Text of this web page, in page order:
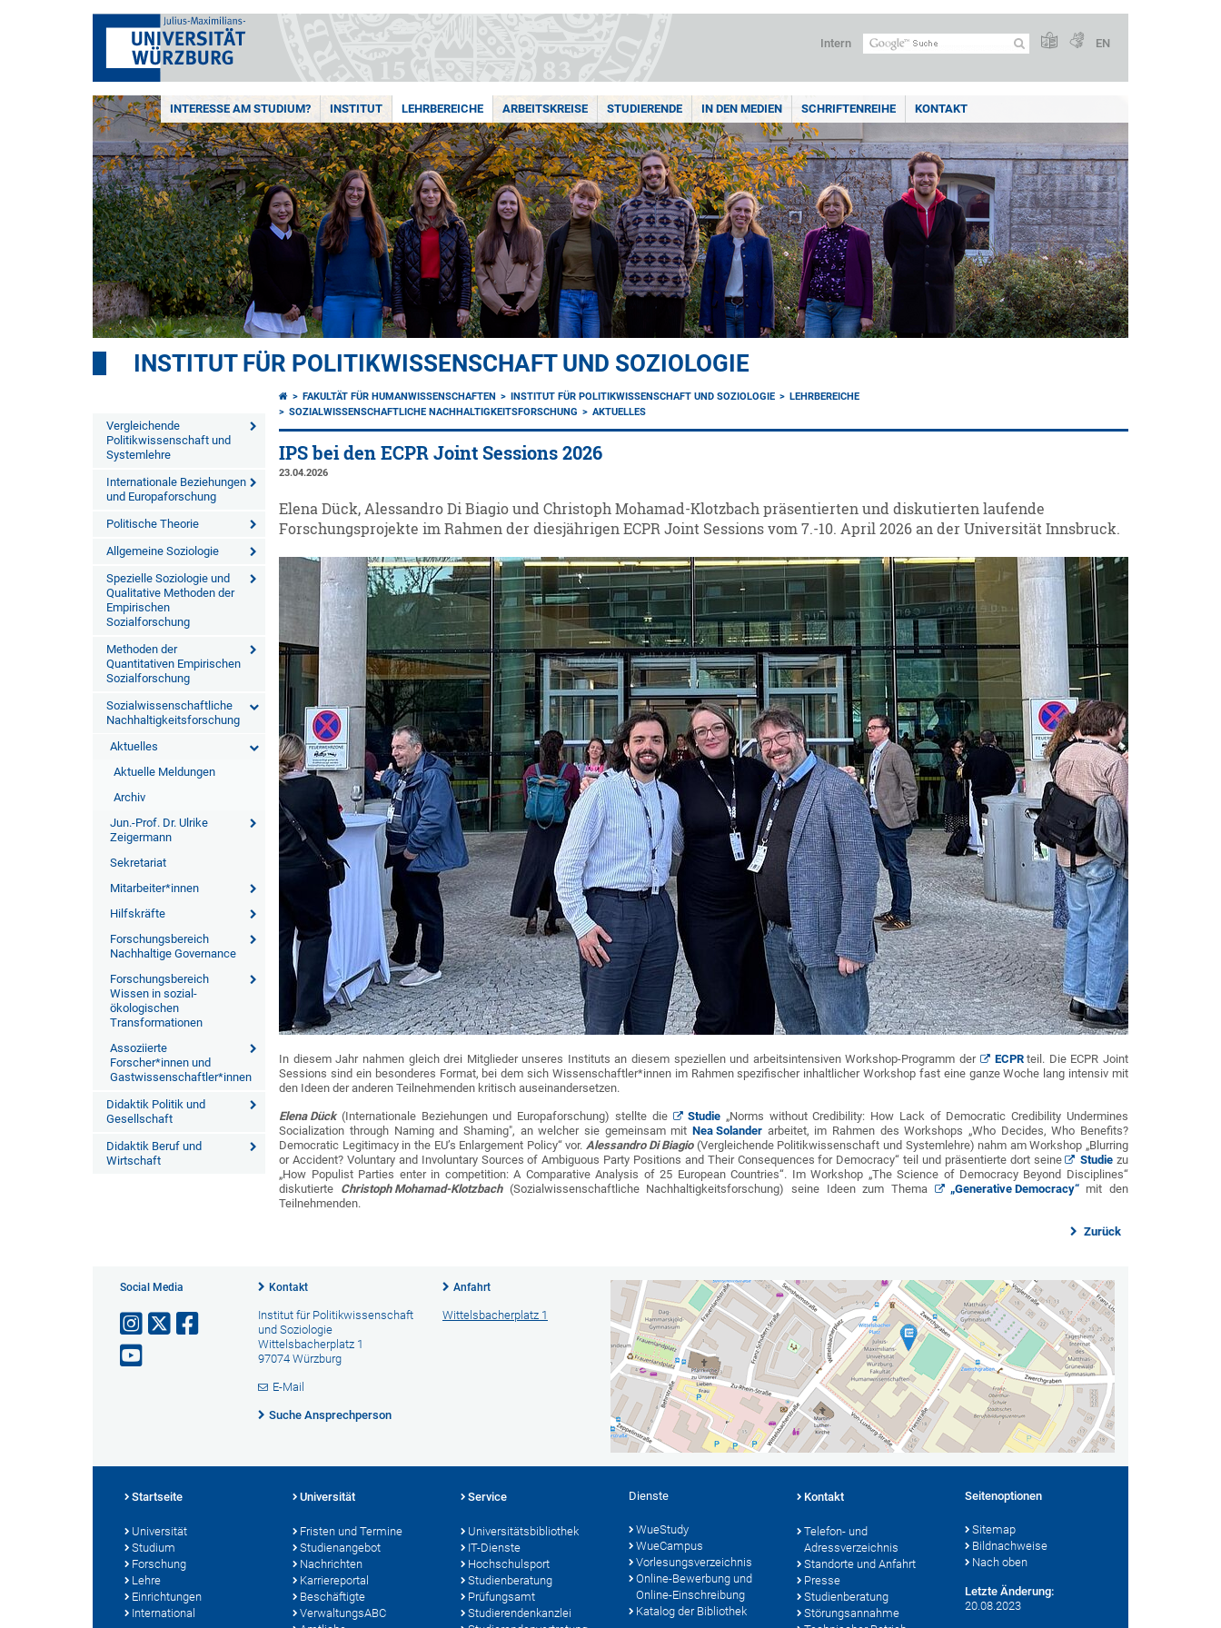
Intern EN
INTERESSE AM STUDIUM? INSTITUT LEHRBEREICHE ARBEITSKREISE STUDIERENDE IN DEN MEDIEN SCHRIFTENREIHE KONTAKT
INSTITUT FÜR POLITIKWISSENSCHAFT UND SOZIOLOGIE
Vergleichende
Politikwissenschaft und
Systemlehre
Internationale Beziehungen
und Europaforschung
Politische Theorie
Allgemeine Soziologie
Spezielle Soziologie und
Qualitative Methoden der
Empirischen
Sozialforschung
Methoden der
Quantitativen Empirischen
Sozialforschung
Sozialwissenschaftliche
Nachhaltigkeitsforschung
Aktuelles
Aktuelle Meldungen
Archiv
Jun.-Prof. Dr. Ulrike
Zeigermann
Sekretariat
Mitarbeiter*innen
Hilfskräfte
Forschungsbereich
Nachhaltige Governance
Forschungsbereich
Wissen in sozial-
ökologischen
Transformationen
Assoziierte
Forscher*innen und
Gastwissenschaftler*innen
Didaktik Politik und
Gesellschaft
Didaktik Beruf und
Wirtschaft
FAKULTÄT FÜR HUMANWISSENSCHAFTEN INSTITUT FÜR POLITIKWISSENSCHAFT UND SOZIOLOGIE
LEHRBEREICHE
SOZIALWISSENSCHAFTLICHE NACHHALTIGKEITSFORSCHUNG
AKTUELLES
IPS bei den ECPR Joint Sessions 2026
23.04.2026
Elena Dück, Alessandro Di Biagio und Christoph Mohamad-Klotzbach präsentierten und diskutierten laufende
Forschungsprojekte im Rahmen der diesjährigen ECPR Joint Sessions vom 7.-10. April 2026 an der Universität Innsbruck.
In diesem Jahr nahmen gleich drei Mitglieder unseres Instituts an diesem speziellen und arbeitsintensiven Workshop-Programm der ECPRteil. Die ECPR Joint
Sessions sind ein besonderes Format, bei dem sich Wissenschaftler*innen im Rahmen spezifischer inhaltlicher Workshop fast eine ganze Woche lang intensiv mit
den Ideen der anderen Teilnehmenden kritisch auseinandersetzen.
Elena Dück(Internationale Beziehungen und Europaforschung) stellte die Studie „Norms without Credibility: How Lack of Democratic Credibility Undermines
Socialization through Naming and Shaming", an welcher sie gemeinsam mit Nea Solanderarbeitet, im Rahmen des Workshops „Who Decides, Who Benefits?
Democratic Legitimacy in the EU’s Enlargement Policy“ vor. Alessandro Di Biagio(Vergleichende Politikwissenschaft und Systemlehre) nahm am Workshop „Blurring
or Accident? Voluntary and Involuntary Sources of Ambiguous Party Positions and Their Consequences for Democracy“ teil und präsentierte dort seine
Studie zu
„How Populist Parties enter in competition: A Comparative Analysis of 25 European Countries“. Im Workshop „The Science of Democracy Beyond Disciplines“
diskutierte Christoph Mohamad-Klotzbach(Sozialwissenschaftliche Nachhaltigkeitsforschung) seine Ideen zum Thema „Generative Democracy“mit den
Teilnehmenden.
Zurück
Social Media Kontakt
Institut für Politikwissenschaft
und Soziologie
Wittelsbacherplatz 1
97074 Würzburg
E-Mail
Suche Ansprechperson
Anfahrt
Wittelsbacherplatz 1
Startseite
Universität
Studium
Forschung
Lehre
Einrichtungen
International
Universität
Fristen und Termine
Studienangebot
Nachrichten
Karriereportal
Beschäftigte
VerwaltungsABC
Service
Universitätsbibliothek
IT-Dienste
Hochschulsport
Studienberatung
Prüfungsamt
Studierendenkanzlei
Dienste
WueStudy
WueCampus
Vorlesungsverzeichnis
Online-Bewerbung und
Online-Einschreibung
Katalog der Bibliothek
Kontakt
Telefon- und
Adressverzeichnis
Standorte und Anfahrt
Presse
Studienberatung
Störungsannahme
Seitenoptionen
Sitemap
Bildnachweise
Nach oben
Letzte Änderung:
20.08.2023